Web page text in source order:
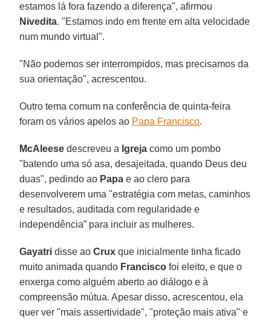
estamos lá fora fazendo a diferença", afirmou
Nivedita. "Estamos indo em frente em alta velocidade
num mundo virtual".
"Não podemos ser interrompidos, mas precisamos da
sua orientação", acrescentou.
Outro tema comum na conferência de quinta-feira
foram os vários apelos ao Papa Francisco.
McAleese descreveu a Igreja como um pombo
"batendo uma só asa, desajeitada, quando Deus deu
duas", pedindo ao Papa e ao clero para
desenvolverem uma "estratégia com metas, caminhos
e resultados, auditada com regularidade e
independência” para incluir as mulheres.
Gayatri disse aoCrux que inicialmente tinha ficado
muito animada quando Francisco foi eleito, e que o
enxerga como alguém aberto ao diálogo e à
compreensão mútua. Apesar disso, acrescentou, ela
quer ver "mais assertividade", "proteção mais ativa" e